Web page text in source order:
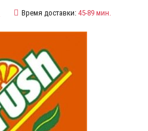
Время доставки: 45-89 мин.